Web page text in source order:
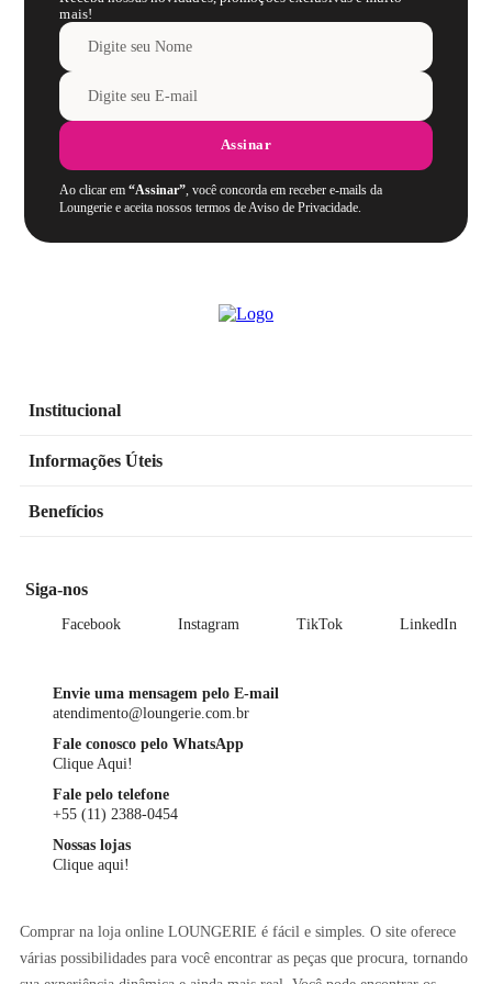
mais!
Assinar
Ao clicar em“Assinar”, você concorda em receber e-mails da
Loungerie e aceita nossos termos de Aviso de Privacidade.
Institucional
Informações Úteis
Benefícios
Siga-nos
Facebook Instagram TikTok LinkedIn
Envie uma mensagem pelo E-mail
atendimento@loungerie.com.br
Fale conosco pelo WhatsApp
Clique Aqui!
Fale pelo telefone
+55 (11) 2388-0454
Nossas lojas
Clique aqui!
Comprar na loja online LOUNGERIE é fácil e simples. O site oferece
várias possibilidades para você encontrar as peças que procura, tornando